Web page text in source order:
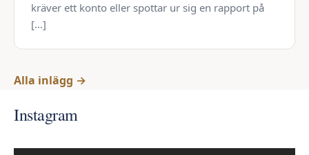
kräver ett konto eller spottar ur sig en rapport på
[…]
Alla inlägg →
Instagram